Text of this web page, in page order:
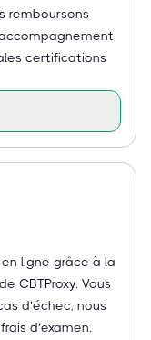
remboursons
certifications
ligne grâce à la
CBTProxy. Vous
d’échec, nous
d’examen.